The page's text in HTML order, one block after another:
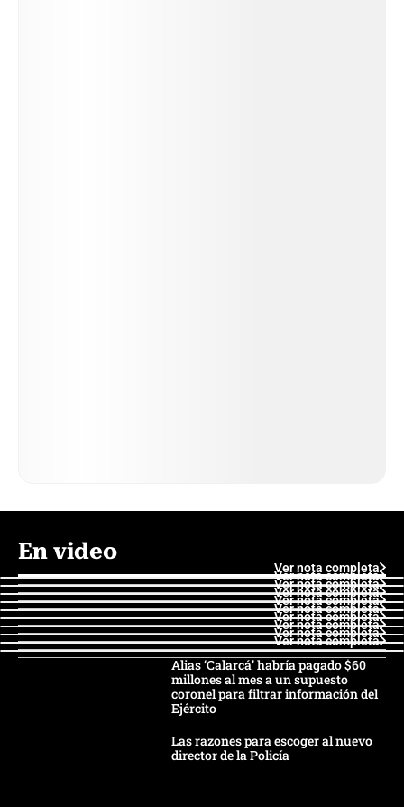
En video
Ver nota completa
Ver nota completa
Ver nota completa
Ver nota completa
Ver nota completa
Ver nota completa
Ver nota completa
Ver nota completa
Ver nota completa
Ver nota completa
Alias ‘Calarcá’ habría pagado $60
millones al mes a un supuesto
coronel para filtrar información del
Ejército
Las razones para escoger al nuevo
director de la Policía